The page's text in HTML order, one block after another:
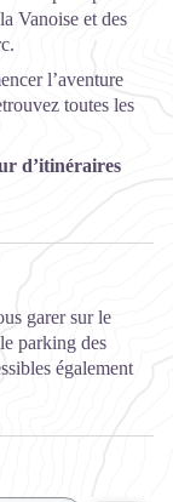
Vanoise et des
l’aventure
toutes les
d’itinéraires
garer sur le
parking des
également